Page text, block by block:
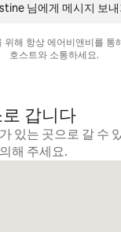
님에게 메시지 보내
위해 항상 에어비앤비를 통
호스트와 소통하세요.
갑니다
있는 곳으로 갈 수
해 주세요.